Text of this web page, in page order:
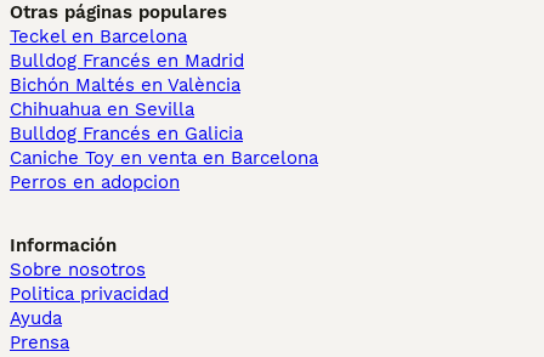
Otras páginas populares
Teckel en Barcelona
Bulldog Francés en Madrid
Bichón Maltés en València
Chihuahua en Sevilla
Bulldog Francés en Galicia
Caniche Toy en venta en Barcelona
Perros en adopcion
Información
Sobre nosotros
Politica privacidad
Ayuda
Prensa